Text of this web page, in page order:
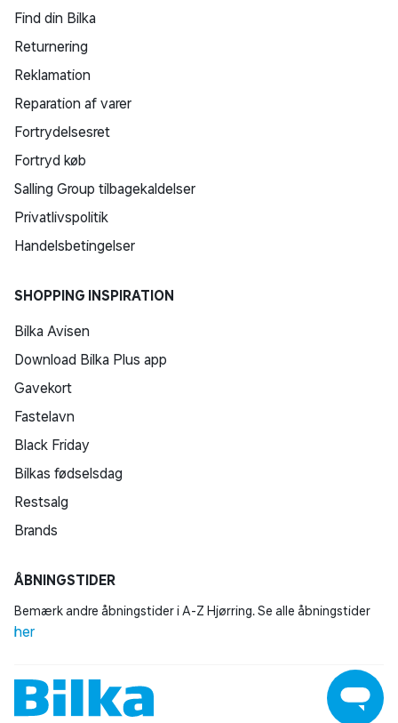
Find din Bilka
Returnering
Reklamation
Reparation af varer
Fortrydelsesret
Fortryd køb
Salling Group tilbagekaldelser
Privatlivspolitik
Handelsbetingelser
SHOPPING INSPIRATION
Bilka Avisen
Download Bilka Plus app
Gavekort
Fastelavn
Black Friday
Bilkas fødselsdag
Restsalg
Brands
ÅBNINGSTIDER
Bemærk andre åbningstider i A-Z Hjørring. Se alle åbningstider
her